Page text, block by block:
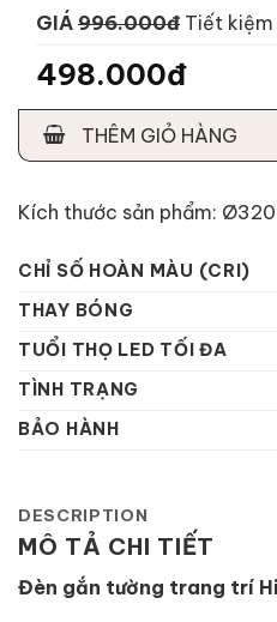
GIÁ 996.000đ Tiết
498.000đ
THÊM GIỎ HÀNG
Kích thước sản phẩm:
CHỈ SỐ HOÀN MÀU (CRI)
THAY BÓNG
TUỔI THỌ LED TỐI ĐA
TÌNH TRẠNG
BẢO HÀNH
DESCRIPTION
MÔ TẢ CHI TIẾT
Đèn gắn tường trang trí